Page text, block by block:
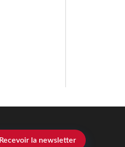
Recevoir la newsletter